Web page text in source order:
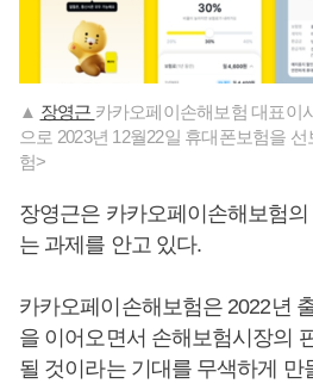
▲ 장영근 카카오페이손해보험 대표이
으로 2023년 12월22일 휴대폰보험을
험>
장영근은 카카오페이손해보험
는 과제를 안고 있다.
카카오페이손해보험은 2022년
을 이어오면서 손해보험시장의
될 것이라는 기대를 무색하게 만